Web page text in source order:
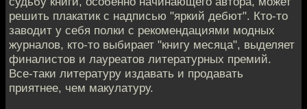
решить плакатик с надписью "яркий дебют". Кто-то
заводит у себя полки с рекомендациями модных
журналов, кто-то выбирает "книгу месяца", выделяет
финалистов и лауреатов литературных премий.
Все-таки литературу издавать и продавать
приятнее, чем макулатуру.